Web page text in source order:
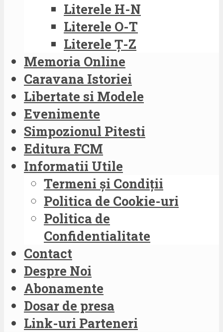
Literele H-N
Literele O-T
Literele Ț-Z
Memoria Online
Caravana Istoriei
Libertate si Modele
Evenimente
Simpozionul Pitesti
Editura FCM
Informatii Utile
Termeni și Condiții
Politica de Cookie-uri
Politica de
Confidentialitate
Contact
Despre Noi
Abonamente
Dosar de presa
Link-uri Parteneri